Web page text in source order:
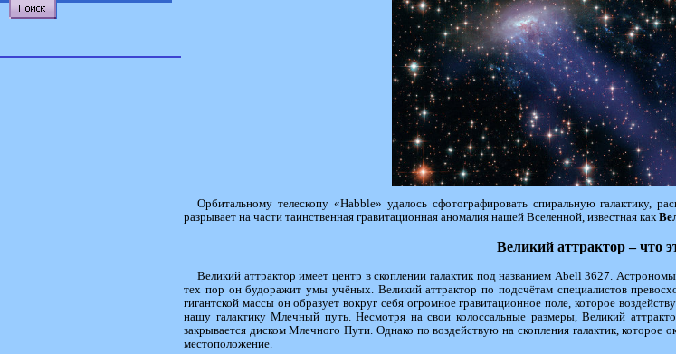
Орбитальному телескопу «Habble» удалось сфотографировать спиральную галактику,
разрывает на части таинственная гравитационная аномалия нашей Вселенной, известная как
Великий аттрактор – что
Великий аттрактор имеет центр в скоплении галактик под названием Abell 3627.
тех пор он будоражит умы учёных. Великий аттрактор по подсчётам специалистов
гигантской массы он образует вокруг себя огромное гравитационное поле, которое
нашу галактику Млечный путь. Несмотря на свои колоссальные размеры, Великий
закрывается диском Млечного Пути. Однако по воздействую на скопления галактик, которое
местоположение.